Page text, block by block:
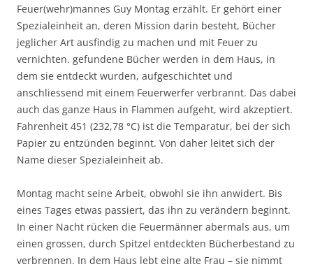
Feuer(wehr)mannes Guy Montag erzählt. Er gehört einer
Spezialeinheit an, deren Mission darin besteht, Bücher
jeglicher Art ausfindig zu machen und mit Feuer zu
vernichten. gefundene Bücher werden in dem Haus, in
dem sie entdeckt wurden, aufgeschichtet und
anschliessend mit einem Feuerwerfer verbrannt. Das dabei
auch das ganze Haus in Flammen aufgeht, wird akzeptiert.
Fahrenheit 451 (232,78 °C) ist die Temparatur, bei der sich
Papier zu entzünden beginnt. Von daher leitet sich der
Name dieser Spezialeinheit ab.
Montag macht seine Arbeit, obwohl sie ihn anwidert. Bis
eines Tages etwas passiert, das ihn zu verändern beginnt.
In einer Nacht rücken die Feuermänner abermals aus, um
einen grossen, durch Spitzel entdeckten Bücherbestand zu
verbrennen. In dem Haus lebt eine alte Frau – sie nimmt